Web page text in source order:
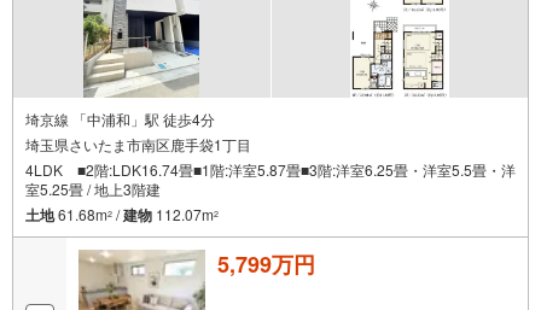
埼京線 「中浦和」駅 徒歩4分
埼玉県さいたま市南区鹿手袋1丁目
4LDK ■2階:LDK16.74畳■1階:洋室5.87畳■3階:洋室6.25畳・洋室5.5畳・洋
室5.25畳 / 地上3階建
土地61.68m2 /建物 112.07m2
5,799万円